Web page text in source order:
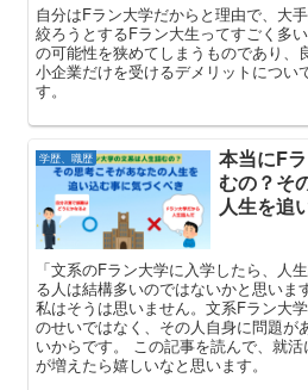
自分はFラン大学だからと理由で、大
絞ろうとするFラン大生ってすごく多
の可能性を狭めてしまうものであり、
小企業だけを受けるデメリットについ
す。
学歴、職歴
本当にF
むの？そ
人生を追
「文系のFラン大学に入学したら、人
る人は結構多いのではないかと思いま
私はそうは思いません。文系Fラン大
のせいではなく、その人自身に問題が
いからです。 この記事を読んで、就
が増えたら嬉しいなと思います。